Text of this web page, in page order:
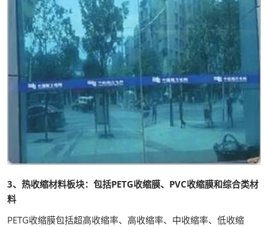
3、热收缩材料板块：包括PETG收缩膜、PVC收缩膜和综合类材
料
PETG收缩膜包括超高收缩率、高收缩率、中收缩率、低收缩